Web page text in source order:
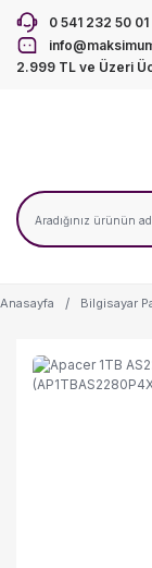
0 541 232 50 01
2.999 TL ve Üzeri
Anasayfa Bilgisayar